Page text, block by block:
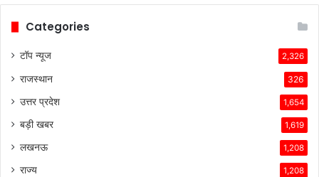
समस्याओं
का
सामना
Categories
टॉप न्यूज 2,326
राजस्थान 326
उत्तर प्रदेश 1,654
बड़ी खबर 1,619
लखनऊ 1,208
राज्य 1,208